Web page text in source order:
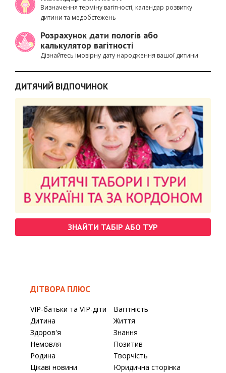
Визначення терміну вагітності, календар розвитку
дитини та медобстежень
Розрахунок дати пологів або
калькулятор вагітності
Дізнайтесь імовірну дату народження вашої дитини
ДИТЯЧИЙ ВІДПОЧИНОК
ЗНАЙТИ ТАБІР АБО ТУР
ДІТВОРА ПЛЮС
VIP-батьки та VIP-діти
Вагітність
Дитина
Життя
Здоров'я
Знання
Немовля
Позитив
Родина
Творчість
Цікаві новини
Юридична сторінка